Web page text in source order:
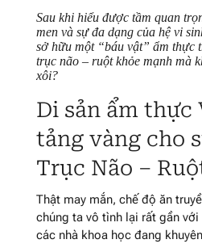
Sau khi hiểu được tầm quan
men và sự đa dạng của hệ vi
sở hữu một “báu vật” ẩm thực
trục não – ruột khỏe mạnh mà
xôi?
Di sản ẩm thực
tảng vàng cho
Trục Não –
Thật may mắn, chế độ ăn
chúng ta vô tình lại rất gần
các nhà khoa học đang